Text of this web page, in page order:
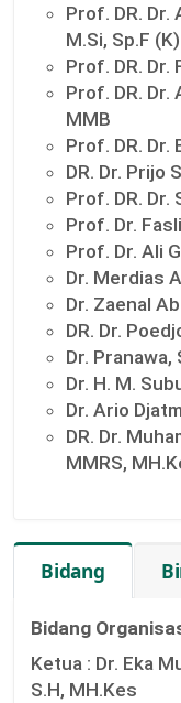
Prof. DR. Dr.
M.Si, Sp.F (K)
Prof. DR. Dr.
Prof. DR. Dr.
MMB
Prof. DR. Dr.
DR. Dr. Prijo
Prof. DR. Dr.
Prof. Dr.
Prof. Dr. Ali
Dr. Merdias
Dr. Zaenal
DR. Dr.
Dr. Pranawa,
Dr. H. M.
Dr. Ario
DR. Dr.
MMRS,
Bidang
Bidang
Ketua : Dr. Eka
S.H, MH.Kes